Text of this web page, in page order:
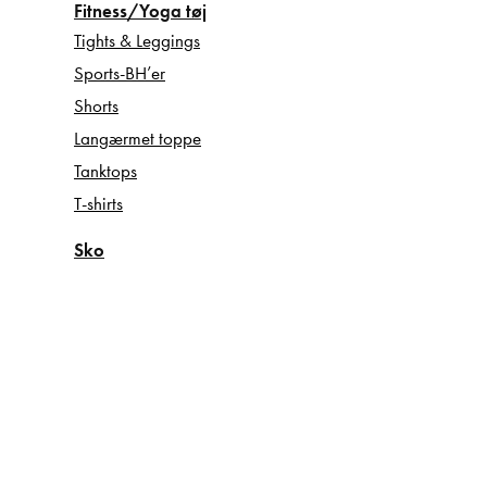
Fitness/Yoga tøj
Tights & Leggings
Sports-BH’er
Shorts
Langærmet toppe
Tanktops
T-shirts
Sko